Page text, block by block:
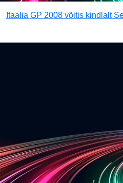
Itaalia GP 2008 võitis kindlalt